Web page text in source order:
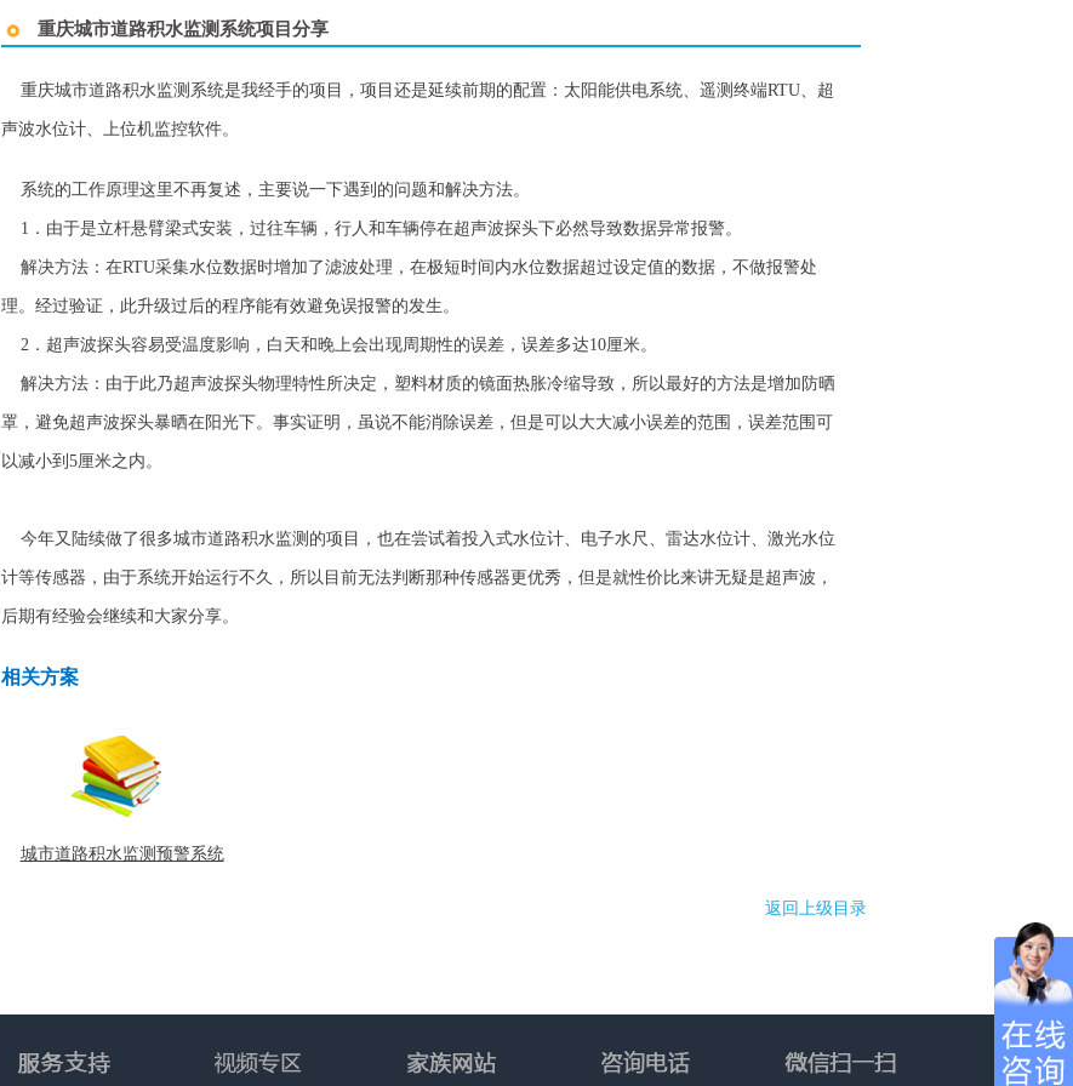
重庆城市道路积水监测系统项目分享
重庆城市道路积水监测系统是我经手的项目，项目还是延续前期的配置：太阳能供电系统、遥测终端RTU、超
声波水位计、上位机监控软件。
系统的工作原理这里不再复述，主要说一下遇到的问题和解决方法。
1．由于是立杆悬臂梁式安装，过往车辆，行人和车辆停在超声波探头下必然导致数据异常报警。
解决方法：在RTU采集水位数据时增加了滤波处理，在极短时间内水位数据超过设定值的数据，不做报警处
理。经过验证，此升级过后的程序能有效避免误报警的发生。
2．超声波探头容易受温度影响，白天和晚上会出现周期性的误差，误差多达10厘米。
解决方法：由于此乃超声波探头物理特性所决定，塑料材质的镜面热胀冷缩导致，所以最好的方法是增加防晒
罩，避免超声波探头暴晒在阳光下。事实证明，虽说不能消除误差，但是可以大大减小误差的范围，误差范围可
以减小到5厘米之内。
今年又陆续做了很多城市道路积水监测的项目，也在尝试着投入式水位计、电子水尺、雷达水位计、激光水位
计等传感器，由于系统开始运行不久，所以目前无法判断那种传感器更优秀，但是就性价比来讲无疑是超声波，
后期有经验会继续和大家分享。
相关方案
城市道路积水监测预警系统
返回上级目录